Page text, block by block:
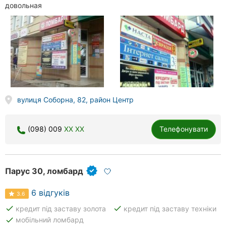
довольная
вулиця Соборна, 82, район Центр
(098) 009 XX XX Телефонувати
Парус 30, ломбард
3.6 6 відгуків
done кредит під заставу золота done кредит під заставу техніки
done мобільний ломбард